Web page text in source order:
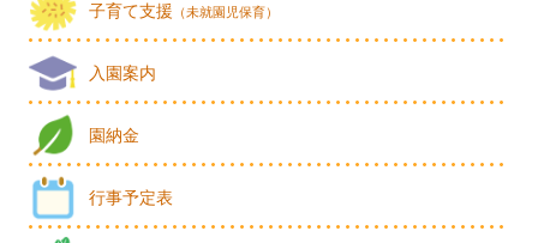
子育て支援 （未就園児保育）
入園案内
園納金
行事予定表